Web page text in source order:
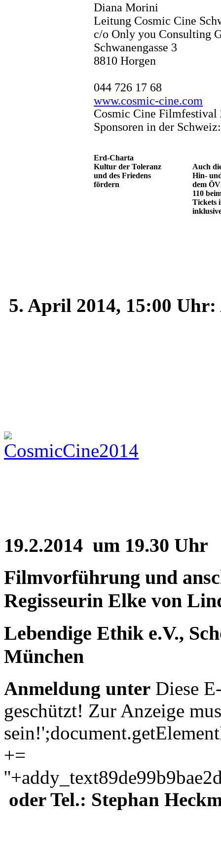
Diana Morini
Leitung Cosmic Cine
c/o Only you Consulting
Schwanengasse 3
8810 Horgen
044 726 17 68
www.cosmic-cine.com
Cosmic Cine
Sponsoren in der Schweiz:
Erd-Charta
Kultur der Toleranz
und des Friedens
fördern
Auch
Hin-
dem
110
Tickets
5. April 2014, 15:00
19.2.2014 um 19.30 Uhr
Filmvorführung und
Regisseurin Elke von
Lebendige Ethik e.V.,
München
Anmeldung unter Diese
geschützt! Zur Anzeige
sein!
+=
'
oder Tel.: Stephan